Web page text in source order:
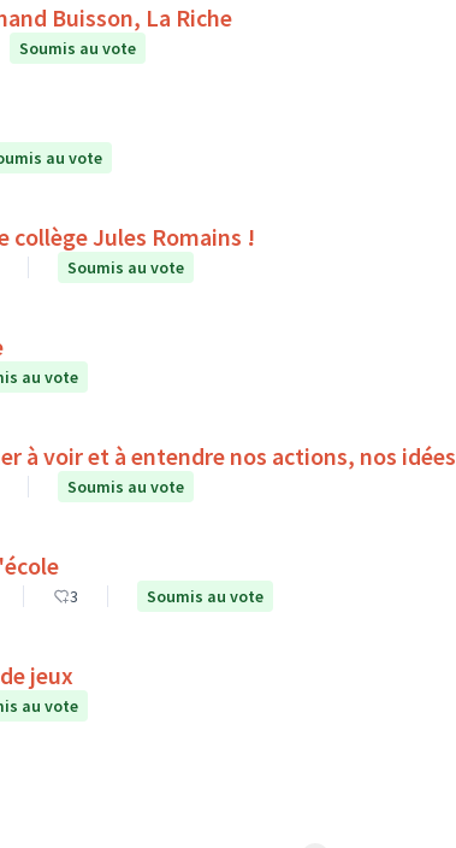
Buisson, La Riche
Soumis au vote
au vote
collège Jules Romains !
Soumis au vote
au vote
à voir et à entendre nos actions, nos idées
Soumis au vote
3 Soumis au vote
jeux
au vote